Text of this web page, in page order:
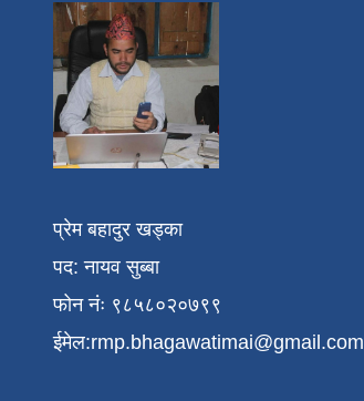
प्रेम बहादुर खड्का
पद: नायव सुब्बा
फोन नंः ९८५८०२०७९९
ईमेल:rmp.bhagawatimai@gmail.com